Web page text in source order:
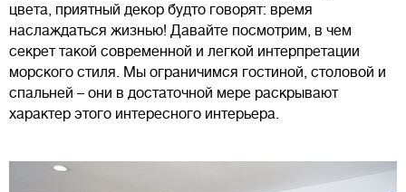
цвета, приятный декор будто говорят: время
наслаждаться жизнью! Давайте посмотрим, в чем
секрет такой современной и легкой интерпретации
морского стиля. Мы ограничимся гостиной, столовой и
спальней – они в достаточной мере раскрывают
характер этого интересного интерьера.